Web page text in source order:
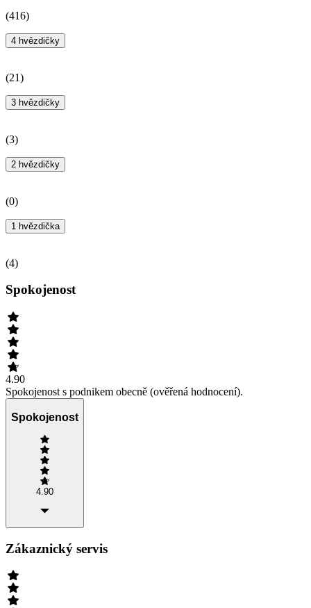
(416)
4 hvězdičky
(21)
3 hvězdičky
(3)
2 hvězdičky
(0)
1 hvězdička
(4)
Spokojenost
4.90
Spokojenost s podnikem obecně (ověřená hodnocení).
Spokojenost
4.90
Zákaznický servis